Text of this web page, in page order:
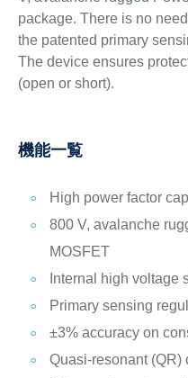
package. There is no
the patented primary
The device ensures
(open or short).
機能一覧
High power factor
800 V, avalanche
MOSFET
Internal high voltage
Primary sensing
±3% accuracy on
Quasi-resonant (QR)